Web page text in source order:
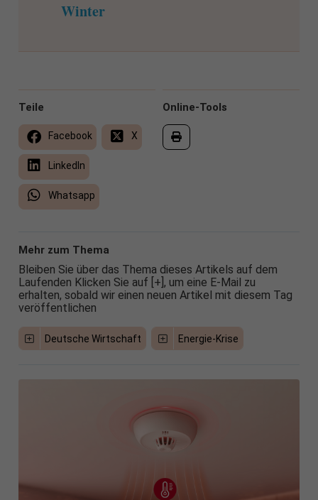
Winter
Online-Tools
Teile
Facebook X
LinkedIn
Whatsapp
Mehr zum Thema
Bleiben Sie über das Thema dieses Artikels auf dem
Laufenden Klicken Sie auf [+], um eine E-Mail zu
erhalten, sobald wir einen neuen Artikel mit diesem Tag
veröffentlichen
Deutsche Wirtschaft Energie-Krise